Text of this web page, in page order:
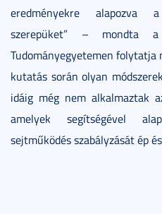
eredményekre alapozva
szerepüket” – mondta
Tudományegyetemen folytatja
kutatás során olyan
idáig még nem alkalmaztak
amelyek segítségével
sejtműködés szabályzását ép